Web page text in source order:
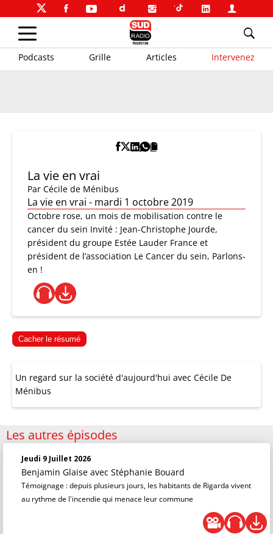
Podcasts Grille Articles Intervenez
La vie en vrai
Par Cécile de Ménibus
La vie en vrai - mardi 1 octobre 2019
Octobre rose, un mois de mobilisation contre le
cancer du sein Invité : Jean-Christophe Jourde,
président du groupe Estée Lauder France et
président de l’association Le Cancer du sein, Parlons-
en !
Cacher le résumé
Un regard sur la société d'aujourd'hui avec Cécile De
Ménibus
Les autres épisodes
Jeudi 9 Juillet 2026
Benjamin Glaise avec Stéphanie Bouard
Témoignage : depuis plusieurs jours, les habitants de Rigarda vivent
au rythme de l'incendie qui menace leur commune